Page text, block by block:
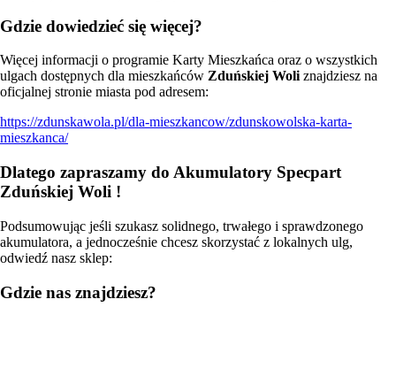
Gdzie dowiedzieć się więcej?
Więcej informacji o programie Karty Mieszkańca oraz o wszystkich
ulgach dostępnych dla mieszkańców Zduńskiej Woli znajdziesz na
oficjalnej stronie miasta pod adresem:
https://zdunskawola.pl/dla-mieszkancow/zdunskowolska-karta-
mieszkanca/
Dlatego zapraszamy do Akumulatory Specpart
Zduńskiej Woli !
Podsumowując jeśli szukasz solidnego, trwałego i sprawdzonego
akumulatora, a jednocześnie chcesz skorzystać z lokalnych ulg,
odwiedź nasz sklep:
Gdzie nas znajdziesz?